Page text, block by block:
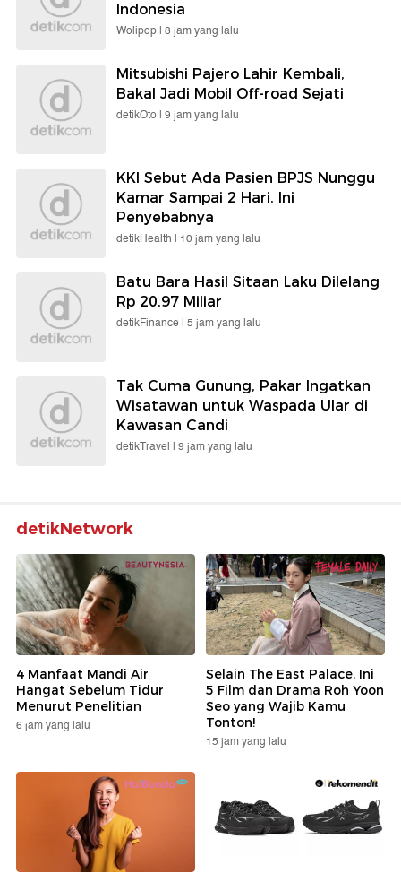
Indonesia
Wolipop | 8 jam yang lalu
Mitsubishi Pajero Lahir Kembali,
Bakal Jadi Mobil Off-road Sejati
detikOto | 9 jam yang lalu
KKI Sebut Ada Pasien BPJS Nunggu
Kamar Sampai 2 Hari, Ini
Penyebabnya
detikHealth | 10 jam yang lalu
Batu Bara Hasil Sitaan Laku Dilelang
Rp 20,97 Miliar
detikFinance | 5 jam yang lalu
Tak Cuma Gunung, Pakar Ingatkan
Wisatawan untuk Waspada Ular di
Kawasan Candi
detikTravel | 9 jam yang lalu
detikNetwork
4 Manfaat Mandi Air
Hangat Sebelum Tidur
Menurut Penelitian
6 jam yang lalu
Selain The East Palace, Ini
5 Film dan Drama Roh Yoon
Seo yang Wajib Kamu
Tonton!
15 jam yang lalu